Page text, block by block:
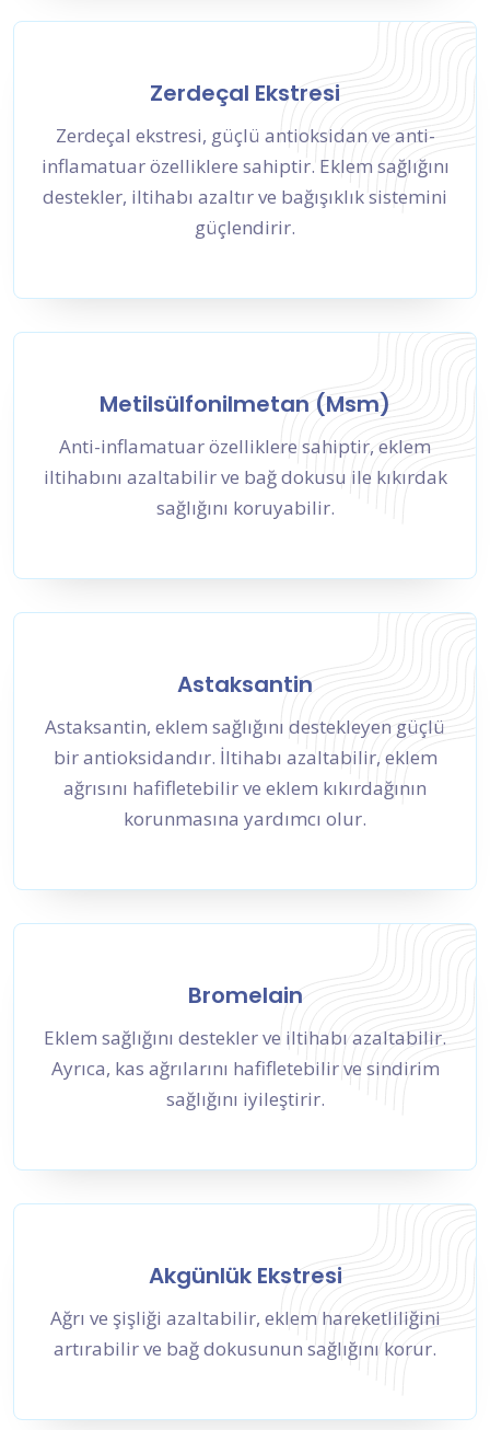
Zerdeçal Ekstresi
Zerdeçal ekstresi, güçlü antioksidan ve anti-
inflamatuar özelliklere sahiptir. Eklem sağlığını
destekler, iltihabı azaltır ve bağışıklık sistemini
güçlendirir.
Metilsülfonilmetan (Msm)
Anti-inflamatuar özelliklere sahiptir, eklem
iltihabını azaltabilir ve bağ dokusu ile kıkırdak
sağlığını koruyabilir.
Astaksantin
Astaksantin, eklem sağlığını destekleyen güçlü
bir antioksidandır. İltihabı azaltabilir, eklem
ağrısını hafifletebilir ve eklem kıkırdağının
korunmasına yardımcı olur.
Bromelain
Eklem sağlığını destekler ve iltihabı azaltabilir.
Ayrıca, kas ağrılarını hafifletebilir ve sindirim
sağlığını iyileştirir.
Akgünlük Ekstresi
Ağrı ve şişliği azaltabilir, eklem hareketliliğini
artırabilir ve bağ dokusunun sağlığını korur.